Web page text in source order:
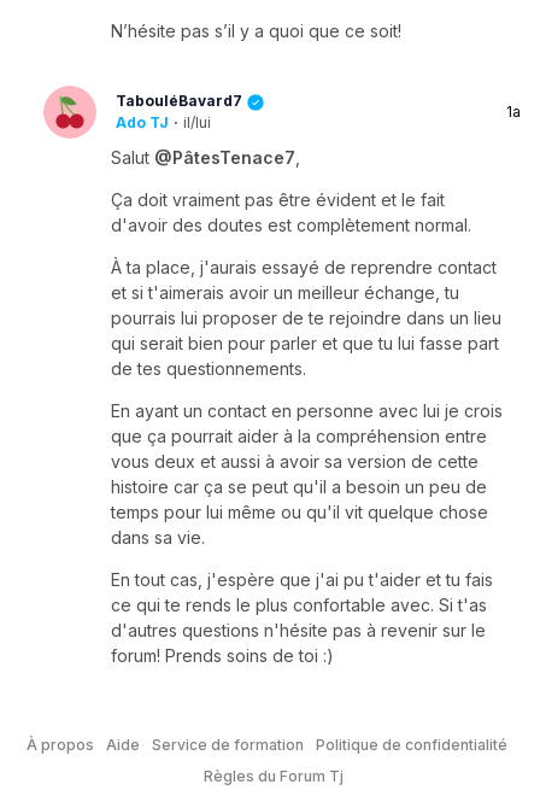
N’hésite pas s’il y a quoi que ce soit!
TabouléBavard7
Ado TJ · il/lui
1a
Salut @PâtesTenace7
Ça doit vraiment pas être évident et le fait
d'avoir des doutes est complètement normal.
À ta place, j'aurais essayé de reprendre contact
et si t'aimerais avoir un meilleur échange, tu
pourrais lui proposer de te rejoindre dans un lieu
qui serait bien pour parler et que tu lui fasse part
de tes questionnements.
En ayant un contact en personne avec lui je crois
que ça pourrait aider à la compréhension entre
vous deux et aussi à avoir sa version de cette
histoire car ça se peut qu'il a besoin un peu de
temps pour lui même ou qu'il vit quelque chose
dans sa vie.
En tout cas, j'espère que j'ai pu t'aider et tu fais
ce qui te rends le plus confortable avec. Si t'as
d'autres questions n'hésite pas à revenir sur le
forum! Prends soins de toi :)
À propos Aide Service de formation
Politique de confidentialité
Règles du Forum Tj